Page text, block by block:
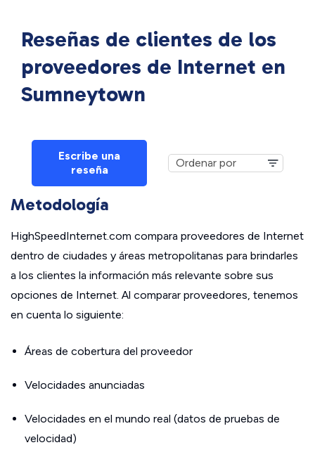
Reseñas de clientes de los
proveedores de Internet en
Sumneytown
Escribe una
reseña
Metodología
HighSpeedInternet.com compara proveedores de Internet
dentro de ciudades y áreas metropolitanas para brindarles
a los clientes la información más relevante sobre sus
opciones de Internet. Al comparar proveedores, tenemos
en cuenta lo siguiente:
Áreas de cobertura del proveedor
Velocidades anunciadas
Velocidades en el mundo real (datos de pruebas de
velocidad)